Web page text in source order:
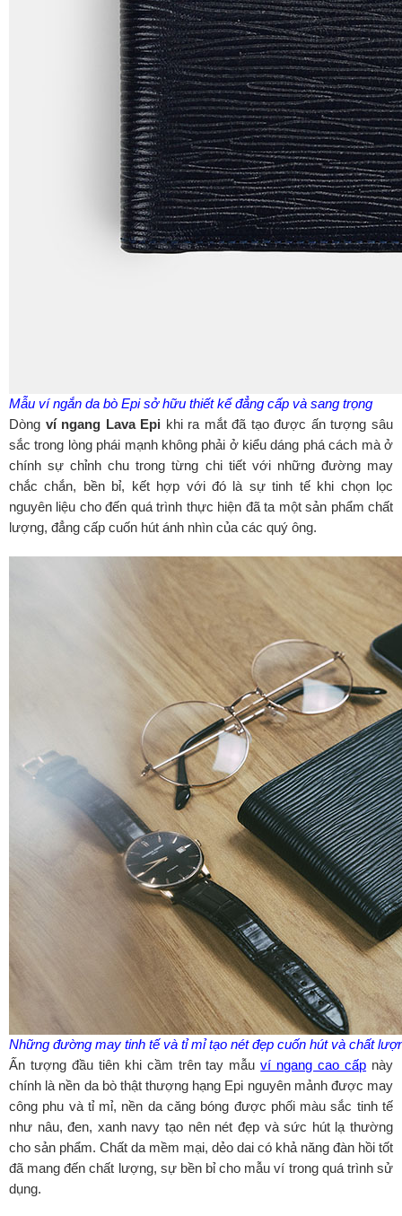
Mẫu ví ngắn da bò Epi sở hữu thiết kế đẳng cấp và sang trọng
Dòng ví ngang Lava Epi khi ra mắt đã tạo được ấn tượng sâu
sắc trong lòng phái mạnh không phải ở kiểu dáng phá cách mà ở
chính sự chỉnh chu trong từng chi tiết với những đường may
chắc chắn, bền bỉ, kết hợp với đó là sự tinh tế khi chọn lọc
nguyên liệu cho đến quá trình thực hiện đã ta một sản phẩm chất
lượng, đẳng cấp cuốn hút ánh nhìn của các quý ông.
Những đường may tinh tế và tỉ mỉ tạo nét đẹp cuốn hút và chất
Ấn tượng đầu tiên khi cầm trên tay mẫuví ngang cao cấp này
chính là nền da bò thật thượng hạng Epi nguyên mảnh được may
công phu và tỉ mỉ, nền da căng bóng được phối màu sắc tinh tế
như nâu, đen, xanh navy tạo nên nét đẹp và sức hút lạ thường
cho sản phẩm. Chất da mềm mại, dẻo dai có khả năng đàn hồi tốt
đã mang đến chất lượng, sự bền bỉ cho mẫu ví trong quá trình sử
dụng.